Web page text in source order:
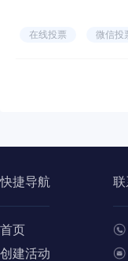
在线投票 微信投
快捷导航
首页
创建活动
联